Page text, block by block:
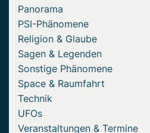
Panorama
PSI-Phänomene
Religion & Glaube
Sagen & Legenden
Sonstige Phänomene
Space & Raumfahrt
Technik
UFOs
Veranstaltungen & Termine